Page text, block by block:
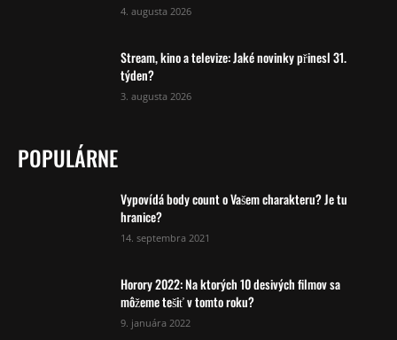
4. augusta 2026
Stream, kino a televize: Jaké novinky přinesl 31.
týden?
3. augusta 2026
POPULÁRNE
Vypovídá body count o Vašem charakteru? Je tu
hranice?
14. septembra 2021
Horory 2022: Na ktorých 10 desivých filmov sa
môžeme tešiť v tomto roku?
9. januára 2022